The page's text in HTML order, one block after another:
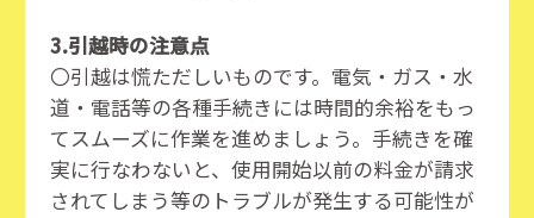
3.引越時の注意点
〇引越は慌ただしいものです。電気・ガス・水
道・電話等の各種手続きには時間的余裕をもっ
てスムーズに作業を進めましょう。手続きを確
実に行なわないと、使用開始以前の料金が請求
されてしまう等のトラブルが発生する可能性が